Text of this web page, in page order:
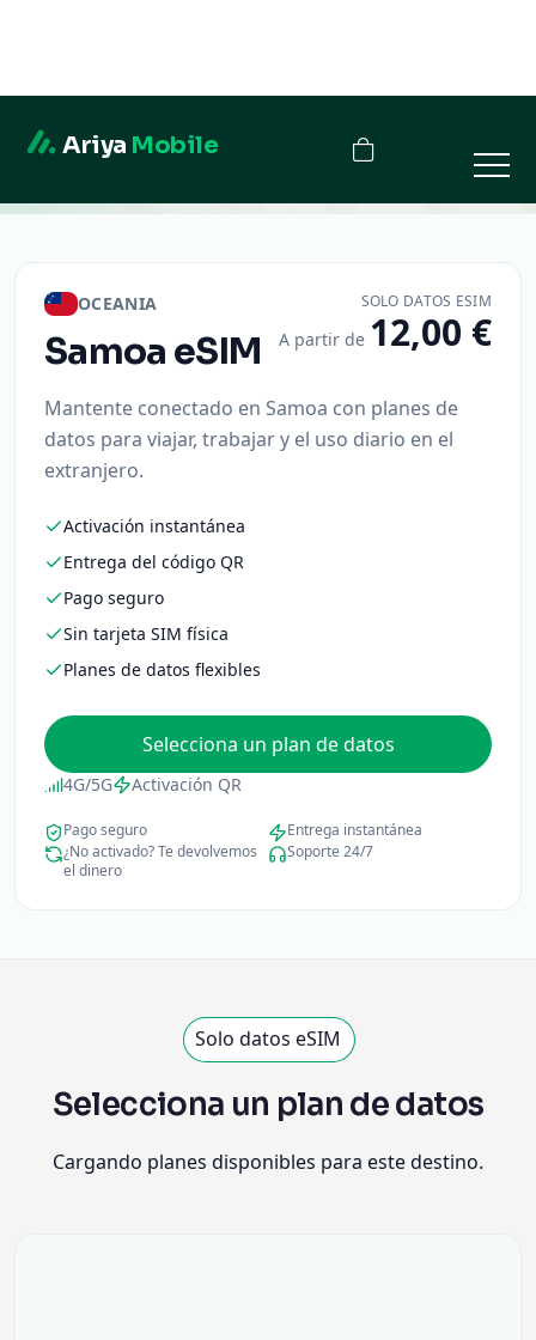
Samoa
OCEANIA
Samoa eSIM
SOLO DATOS ESIM
A partir de 12,00 €
Mantente conectado en Samoa con planes de
datos para viajar, trabajar y el uso diario en el
extranjero.
Activación instantánea
Entrega del código QR
Pago seguro
Sin tarjeta SIM física
Planes de datos flexibles
Selecciona un plan de datos
4G/5G Activación QR
Pago seguro
Entrega instantánea
¿No activado? Te devolvemos
el dinero
Soporte 24/7
Solo datos eSIM
Selecciona un plan de datos
Cargando planes disponibles para este destino.